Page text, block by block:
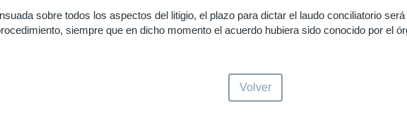
sobre todos los aspectos del litigio, el plazo para dictar el laudo conciliatorio
siempre que en dicho momento el acuerdo hubiera sido conocido por el
Volver